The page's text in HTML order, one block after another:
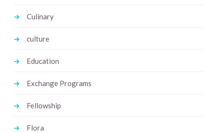
Culinary
culture
Education
Exchange Programs
Fellowship
Flora